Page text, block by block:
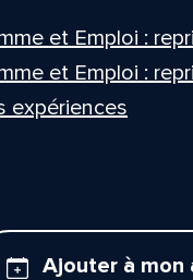
et Emploi :
et Emploi :
expériences
Ajouter à mon